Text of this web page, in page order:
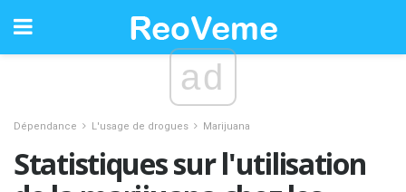
ad
Dépendance L'usage de drogues Marijuana
Statistiques sur l'utilisation